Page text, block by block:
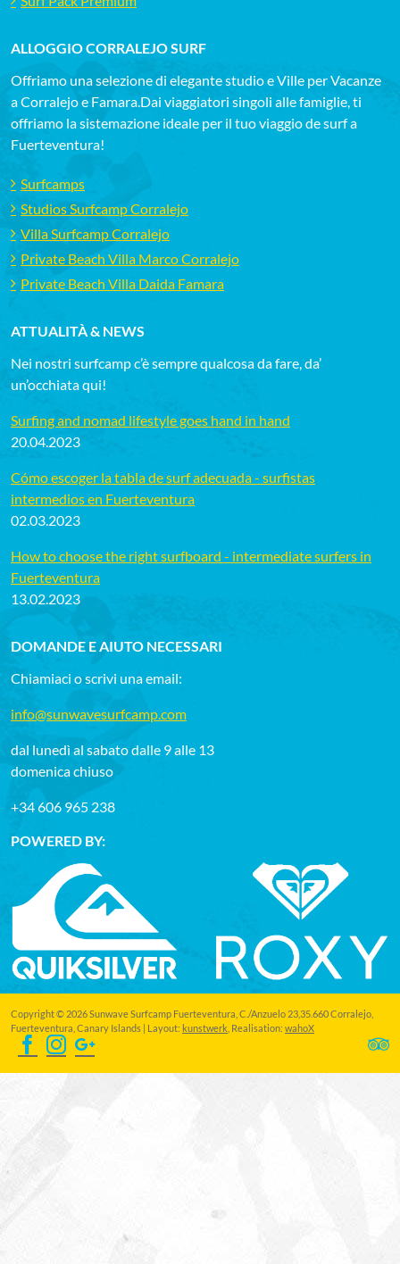
ALLOGGIO CORRALEJO SURF
Offriamo una selezione di elegante studio e Ville per Vacanze
a Corralejo e Famara.Dai viaggiatori singoli alle famiglie, ti
offriamo la sistemazione ideale per il tuo viaggio de surf a
Fuerteventura!
Surfcamps
Studios Surfcamp Corralejo
Villa Surfcamp Corralejo
Private Beach Villa Marco Corralejo
Private Beach Villa Daida Famara
ATTUALITÀ & NEWS
Nei nostri surfcamp c’è sempre qualcosa da fare, da’
un’occhiata qui!
Surfing and nomad lifestyle goes hand in hand
20.04.2023
Cómo escoger la tabla de surf adecuada - surfistas
intermedios en Fuerteventura
02.03.2023
How to choose the right surfboard - intermediate surfers in
Fuerteventura
13.02.2023
DOMANDE E AIUTO NECESSARI
Chiamiaci o scrivi una email:
info@sunwavesurfcamp.com
dal lunedì al sabato dalle 9 alle 13
domenica chiuso
+34 606 965 238
POWERED BY:
Copyright © 2026 Sunwave Surfcamp Fuerteventura, C./Anzuelo 23,35.660 Corralejo,
Fuerteventura, Canary Islands | Layout: kunstwerk , Realisation: wahoX